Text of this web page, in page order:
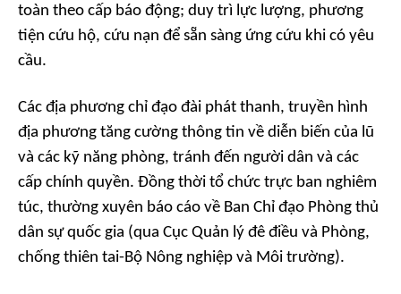
toàn theo cấp báo động; duy trì lực lượng, phương
tiện cứu hộ, cứu nạn để sẵn sàng ứng cứu khi có yêu
cầu.
Các địa phương chỉ đạo đài phát thanh, truyền hình
địa phương tăng cường thông tin về diễn biến của lũ
và các kỹ năng phòng, tránh đến người dân và các
cấp chính quyền. Đồng thời tổ chức trực ban nghiêm
túc, thường xuyên báo cáo về Ban Chỉ đạo Phòng thủ
dân sự quốc gia (qua Cục Quản lý đê điều và Phòng,
chống thiên tai-Bộ Nông nghiệp và Môi trường).